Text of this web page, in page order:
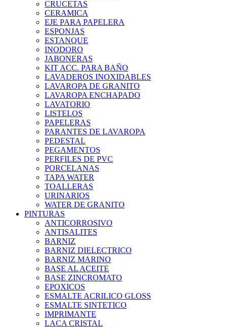
CRUCETAS
CERAMICA
EJE PARA PAPELERA
ESPONJAS
ESTANQUE
INODORO
JABONERAS
KIT ACC. PARA BAÑO
LAVADEROS INOXIDABLES
LAVAROPA DE GRANITO
LAVAROPA ENCHAPADO
LAVATORIO
LISTELOS
PAPELERAS
PARANTES DE LAVAROPA
PEDESTAL
PEGAMENTOS
PERFILES DE PVC
PORCELANAS
TAPA WATER
TOALLERAS
URINARIOS
WATER DE GRANITO
PINTURAS
ANTICORROSIVO
ANTISALITES
BARNIZ
BARNIZ DIELECTRICO
BARNIZ MARINO
BASE AL ACEITE
BASE ZINCROMATO
EPOXICOS
ESMALTE ACRILICO GLOSS
ESMALTE SINTETICO
IMPRIMANTE
LACA CRISTAL